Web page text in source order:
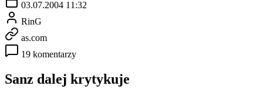
03.07.2004 11:32
RinG
as.com
19 komentarzy
Sanz dalej krytykuje